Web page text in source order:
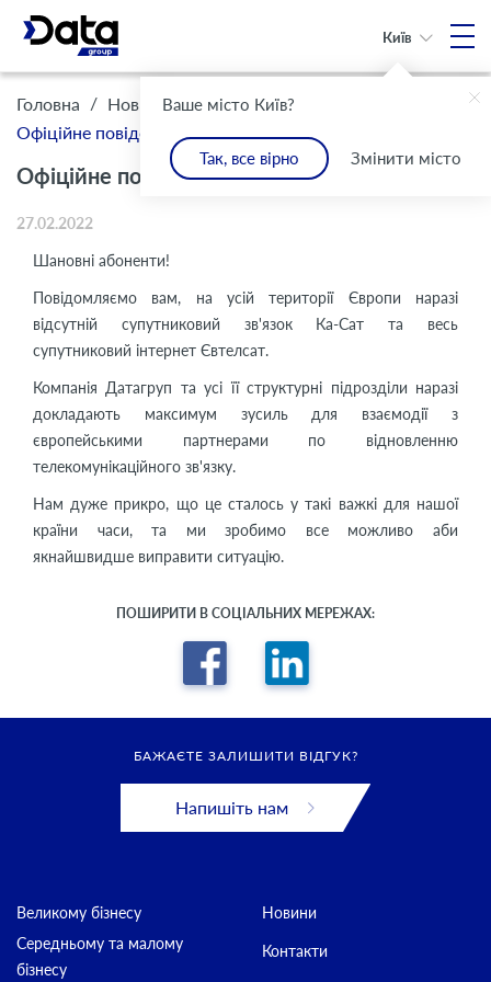
Ваше місто Київ?
Так, все вірно Змінити місто
Київ
Головна / Новини /
Офіційне повідомлення ПрАТ «Датагруп»
Офіційне повідомлення ПрАТ «Датагруп»
27.02.2022
Шановні абоненти!
Повідомляємо вам, на усій території Європи наразі
відсутній супутниковий зв'язок Ка-Сат та весь
супутниковий інтернет Євтелсат.
Компанія Датагруп та усі її структурні підрозділи наразі
докладають максимум зусиль для взаємодії з
європейськими партнерами по відновленню
телекомунікаційного зв'язку.
Нам дуже прикро, що це сталось у такі важкі для нашої
країни часи, та ми зробимо все можливо аби
якнайшвидше виправити ситуацію.
ПОШИРИТИ В СОЦІАЛЬНИХ МЕРЕЖАХ:
БАЖАЄТЕ ЗАЛИШИТИ ВІДГУК?
Напишіть нам
Великому бізнесу
Середньому та малому
бізнесу
Новини
Контакти